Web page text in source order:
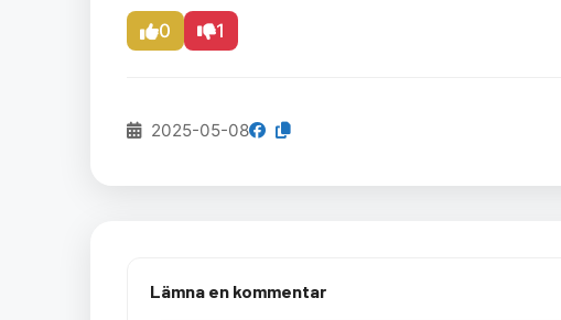
0 1
2025-05-08
Lämna en kommentar